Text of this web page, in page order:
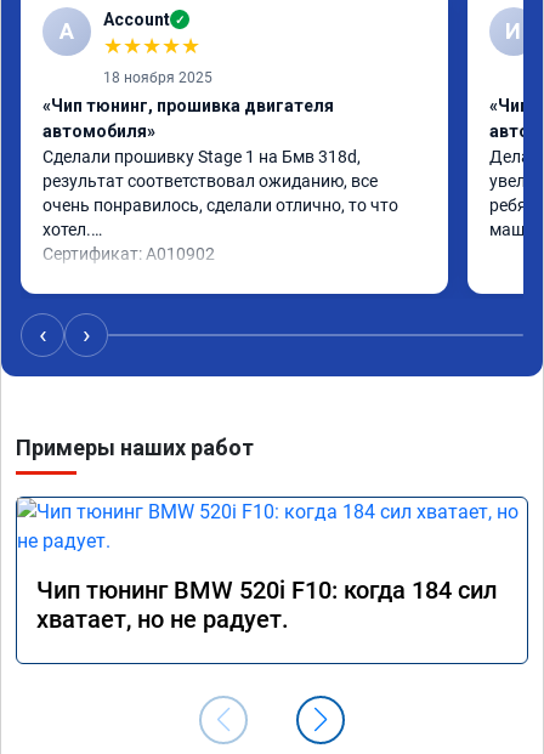
A Account ✓
★★★★★
18 ноября 2025
«Чип тюнинг, прошивка двигателя
автомобиля»
Сделали прошивку Stage 1 на Бмв 318d,
результат соответствовал ожиданию, все
очень понравилось, сделали отлично, то что
хотел.
Сертификат: A010902
И
«Чип
‹ ›
Примеры наших работ
Чип тюнинг BMW 520i F10: когда 184 сил
хватает, но не радует.